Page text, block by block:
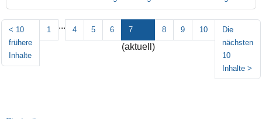
< 10
frühere
Inhalte
1 ... 4 5 6 7
(aktuell)
8 9 10
Die
nächsten
10
Inhalte >